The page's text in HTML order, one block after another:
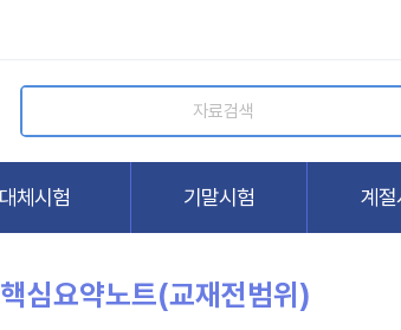
핵심요약노트(교재전범위)